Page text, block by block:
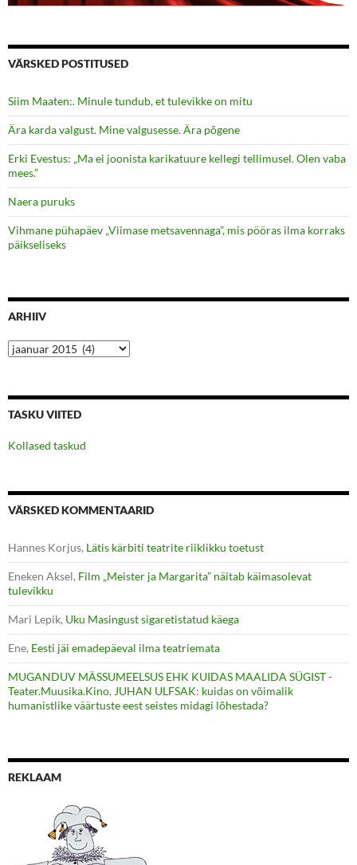
VÄRSKED POSTITUSED
Siim Maaten:. Minule tundub, et tulevikke on mitu
Ära karda valgust. Mine valgusesse. Ära põgene
Erki Evestus: „Ma ei joonista karikatuure kellegi tellimusel. Olen vaba
mees.”
Naera puruks
Vihmane pühapäev „Viimase metsavennaga”, mis pööras ilma korraks
päikseliseks
ARHIIV
Arhiiv
TASKU VIITED
Kollased taskud
VÄRSKED KOMMENTAARID
Hannes Korjus, Lätis kärbiti teatrite riiklikku toetust
Eneken Aksel, Film „Meister ja Margarita” näitab käimasolevat
tulevikku
Mari Lepik, Uku Masingust sigaretistatud käega
Ene, Eesti jäi emadepäeval ilma teatriemata
MUGANDUV MÄSSUMEELSUS EHK KUIDAS MAALIDA SÜGIST -
Teater.Muusika.Kino, JUHAN ULFSAK: kuidas on võimalik
humanistlike väärtuste eest seistes midagi lõhestada?
REKLAAM